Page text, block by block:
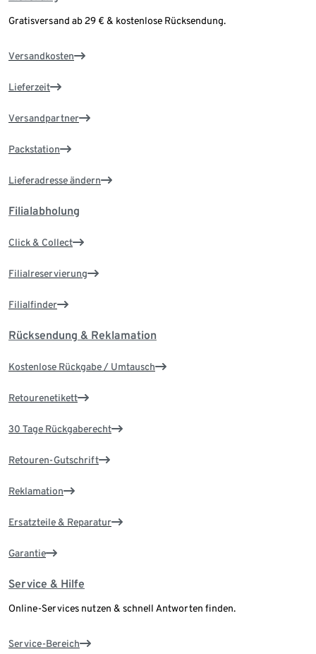
Gratisversand ab 29 € & kostenlose Rücksendung.
Versandkosten
Lieferzeit
Versandpartner
Packstation
Lieferadresse ändern
Filialabholung
Click & Collect
Filialreservierung
Filialfinder
Rücksendung & Reklamation
Kostenlose Rückgabe / Umtausch
Retourenetikett
30 Tage Rückgaberecht
Retouren-Gutschrift
Reklamation
Ersatzteile & Reparatur
Garantie
Service & Hilfe
Online-Services nutzen & schnell Antworten finden.
Service-Bereich